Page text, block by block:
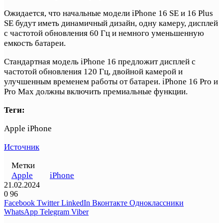
Ожидается, что начальные модели iPhone 16 SE и 16 Plus
SE будут иметь динамичный дизайн, одну камеру, дисплей
с частотой обновления 60 Гц и немного уменьшенную
емкость батареи.
Стандартная модель iPhone 16 предложит дисплей с
частотой обновления 120 Гц, двойной камерой и
улучшенным временем работы от батареи. iPhone 16 Pro и
Pro Max должны включить премиальные функции.
Теги:
Apple iPhone
Источник
Метки
Apple
iPhone
21.02.2024
0 96
Facebook Twitter LinkedIn Вконтакте Одноклассники
WhatsApp Telegram Viber